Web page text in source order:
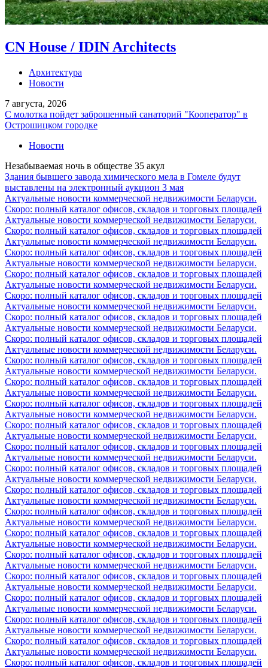
CN House / IDIN Architects
Архитектура
Новости
7 августа, 2026
С молотка пойдет заброшенный санаторий "Кооператор" в
Острошицком городке
Новости
Незабываемая ночь в обществе 35 акул
Здания бывшего завода химического мела в Гомеле будут
выставлены на электронный аукцион 3 мая
Актуальные новости коммерческой недвижимости Беларуси.
Скоро: полный каталог офисов, складов и торговых площадей
Актуальные новости коммерческой недвижимости Беларуси.
Скоро: полный каталог офисов, складов и торговых площадей
Актуальные новости коммерческой недвижимости Беларуси.
Скоро: полный каталог офисов, складов и торговых площадей
Актуальные новости коммерческой недвижимости Беларуси.
Скоро: полный каталог офисов, складов и торговых площадей
Актуальные новости коммерческой недвижимости Беларуси.
Скоро: полный каталог офисов, складов и торговых площадей
Актуальные новости коммерческой недвижимости Беларуси.
Скоро: полный каталог офисов, складов и торговых площадей
Актуальные новости коммерческой недвижимости Беларуси.
Скоро: полный каталог офисов, складов и торговых площадей
Актуальные новости коммерческой недвижимости Беларуси.
Скоро: полный каталог офисов, складов и торговых площадей
Актуальные новости коммерческой недвижимости Беларуси.
Скоро: полный каталог офисов, складов и торговых площадей
Актуальные новости коммерческой недвижимости Беларуси.
Скоро: полный каталог офисов, складов и торговых площадей
Актуальные новости коммерческой недвижимости Беларуси.
Скоро: полный каталог офисов, складов и торговых площадей
Актуальные новости коммерческой недвижимости Беларуси.
Скоро: полный каталог офисов, складов и торговых площадей
Актуальные новости коммерческой недвижимости Беларуси.
Скоро: полный каталог офисов, складов и торговых площадей
Актуальные новости коммерческой недвижимости Беларуси.
Скоро: полный каталог офисов, складов и торговых площадей
Актуальные новости коммерческой недвижимости Беларуси.
Скоро: полный каталог офисов, складов и торговых площадей
Актуальные новости коммерческой недвижимости Беларуси.
Скоро: полный каталог офисов, складов и торговых площадей
Актуальные новости коммерческой недвижимости Беларуси.
Скоро: полный каталог офисов, складов и торговых площадей
Актуальные новости коммерческой недвижимости Беларуси.
Скоро: полный каталог офисов, складов и торговых площадей
Актуальные новости коммерческой недвижимости Беларуси.
Скоро: полный каталог офисов, складов и торговых площадей
Актуальные новости коммерческой недвижимости Беларуси.
Скоро: полный каталог офисов, складов и торговых площадей
Актуальные новости коммерческой недвижимости Беларуси.
Скоро: полный каталог офисов, складов и торговых площадей
Актуальные новости коммерческой недвижимости Беларуси.
Скоро: полный каталог офисов, складов и торговых площадей